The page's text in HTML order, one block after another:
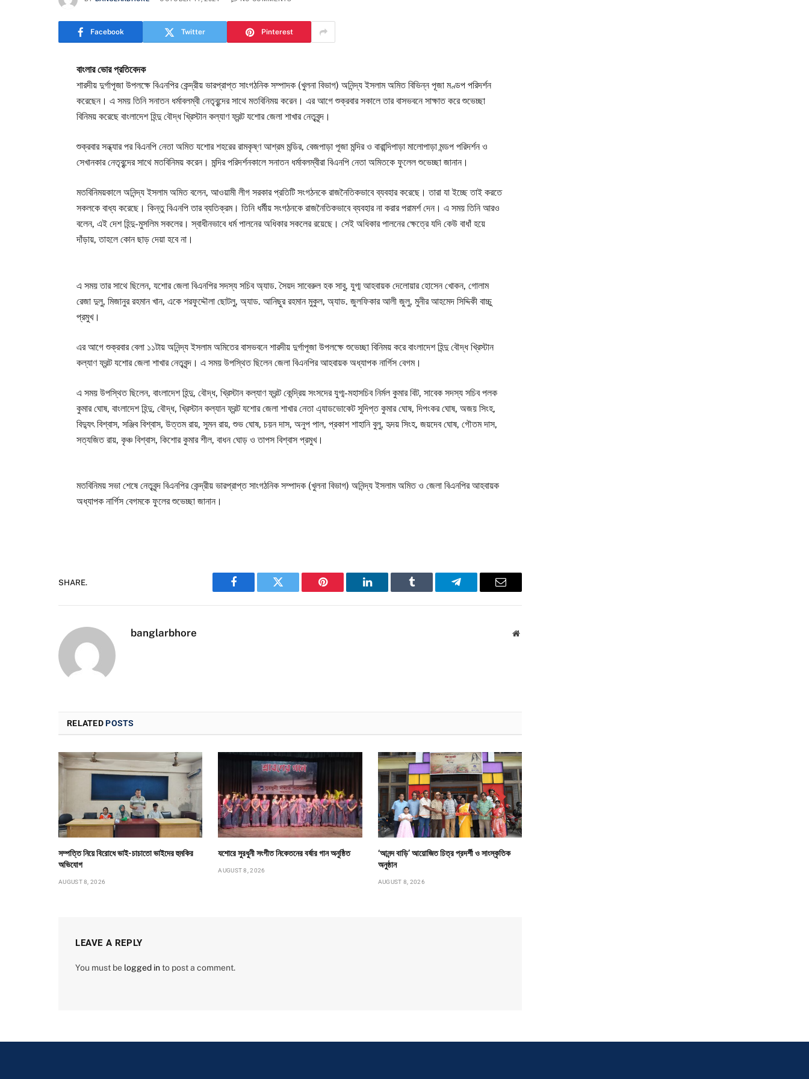
Facebook Twitter Pinterest
বাংলার ভোর প্রতিবেদক
শারদীয় দুর্গাপূজা উপলক্ষে বিএনপির কেন্দ্রীয় ভারপ্রাপ্ত সাংগঠনিক সম্পাদক (খুলনা বিভাগ) অনিন্দ্য ইসলাম অমিত বিভিন্ন পূজা মণ্ডপ পরিদর্শন
করেছেন। এ সময় তিনি সনাতন ধর্মাবলম্বী নেতৃবৃন্দের সাথে মতবিনিময় করেন। এর আগে শুক্রবার সকালে তার বাসভবনে সাক্ষাত করে শুভেচ্ছা
বিনিময় করেছে বাংলাদেশ হিন্দু বৌদ্ধ খ্রিস্টান কল্যাণ ফ্রন্ট যশোর জেলা শাখার নেতৃবৃন্দ।
শুক্রবার সন্ধ্যার পর বিএনপি নেতা অমিত যশোর শহরের রামকৃষ্ণ আশ্রম মন্ডির, বেজপাড়া পূজা মন্দির ও বারান্দিপাড়া মালোপাড়া মন্ডপ পরিদর্শন ও
সেখানকার নেতৃবৃন্দের সাথে মতবিনিময় করেন। মন্দির পরিদর্শনকালে সনাতন ধর্মাবলম্বীরা বিএনপি নেতা অমিতকে ফুলেল শুভেচ্ছা জানান।
মতবিনিময়কালে অনিন্দ্য ইসলাম অমিত বলেন, আওয়ামী লীগ সরকার প্রতিটি সংগঠনকে রাজনৈতিকভাবে ব্যবহার করেছে। তারা যা ইচ্ছে তাই করতে
সকলকে বাধ্য করেছে। কিন্তু বিএনপি তার ব্যতিক্রম। তিনি ধর্মীয় সংগঠনকে রাজনৈতিকভাবে ব্যবহার না করার পরামর্শ দেন। এ সময় তিনি আরও
বলেন, এই দেশ হিন্দু-মুসলিম সকলের। স্বাধীনভাবে ধর্ম পালনের অধিকার সকলের রয়েছে। সেই অধিকার পালনের ক্ষেত্রে যদি কেউ বাধাঁ হয়ে
দাঁড়ায়, তাহলে কোন ছাড় দেয়া হবে না।
এ সময় তার সাথে ছিলেন, যশোর জেলা বিএনপির সদস্য সচিব অ্যাড. সৈয়দ সাবেরুল হক সাবু, যুগ্ম আহবায়ক দেলোয়ার হোসেন খোকন, গোলাম
রেজা দুলু, মিজানুর রহমান খান, একে শরফুদ্দৌলা ছোটলু, অ্যাড. আনিছুর রহমান মুকুল, অ্যাড. জুলফিকার আলী জুলু, মুনীর আহমেদ সিদ্দিকী বাচ্চু
প্রমুখ।
এর আগে শুক্রবার বেলা ১১টায় অনিন্দ্য ইসলাম অমিতের বাসভবনে শারদীয় দুর্গাপূজা উপলক্ষে শুভেচ্ছা বিনিময় করে বাংলাদেশ হিন্দু বৌদ্ধ খ্রিস্টান
কল্যাণ ফ্রন্ট যশোর জেলা শাখার নেতৃবৃন্দ। এ সময় উপস্থিত ছিলেন জেলা বিএনপির আহবায়ক অধ্যাপক নার্গিস বেগম।
এ সময় উপস্থিত ছিলেন, বাংলাদেশ হিন্দু, বৌদ্ধ, খ্রিস্টান কল্যাণ ফ্রন্ট কেন্দ্রিয় সংসদের যুগ্ম-মহাসচিব নির্মল কুমার বিট, সাবেক সদস্য সচিব পলক
কুমার ঘোষ, বাংলাদেশ হিন্দু, বৌদ্ধ, খ্রিস্টান কল্যান ফ্রন্ট যশোর জেলা শাখার নেতা এ্যাডভোকেট সুদিপ্ত কুমার ঘোষ, দিপংকর ঘোষ, অজয় সিংহ,
বিদ্যুৎ বিশ্বাস, সঞ্জিব বিশ্বাস, উত্তম রায়, সুমন রায়, শুভ ঘোষ, চয়ন দাস, অনুপ পাল, প্রকাশ শাহানি বুলু, হৃদয় সিংহ, জয়দেব ঘোষ, গৌতম দাস,
সত্যজিত রায়, কৃঞ্চ বিশ্বাস, কিশোর কুমার শীল, বাধন ঘোড় ও তাপস বিশ্বাস প্রমুখ।
মতবিনিময় সভা শেষে নেতৃবৃন্দ বিএনপির কেন্দ্রীয় ভারপ্রাপ্ত সাংগঠনিক সম্পাদক (খুলনা বিভাগ) অনিন্দ্য ইসলাম অমিত ও জেলা বিএনপির আহবায়ক
অধ্যাপক নার্গিস বেগমকে ফুলের শুভেচ্ছা জানান।
SHARE.
Facebook Twitter Pinterest LinkedIn Tumblr Telegram Email
banglarbhore Website
RELATEDPOSTS
সম্পত্তি নিয়ে বিরোধে ভাই-চাচাতো ভাইদের হুমকির
অভিযোগ
AUGUST 8, 2026
যশোরে সুরধুনী সংগীত নিকেতনের বর্ষার গান অনুষ্ঠিত
AUGUST 8, 2026
‘আনন্দ বাড়ি’ আয়োজিত চিত্র প্রদর্শী ও সাংস্কৃতিক
অনুষ্ঠান
AUGUST 8, 2026
LEAVE A REPLY
You must be logged into post a comment.